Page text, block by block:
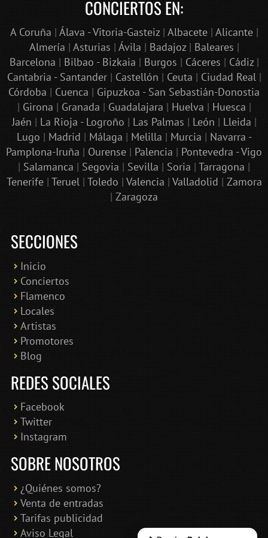
CONCIERTOS EN:
A Coruña | Álava - Vitoria-Gasteiz| Albacete| Alicante|
Almería | Asturias | Ávila | Badajoz| Baleares |
Barcelona | Bilbao - Bizkaia | Burgos | Cáceres | Cádiz|
Cantabria - Santander| Castellón | Ceuta | Ciudad Real|
Córdoba | Cuenca | Gipuzkoa - San Sebastián-Donostia
| Girona | Granada | Guadalajara | Huelva | Huesca |
Jaén | La Rioja - Logroño | Las Palmas | León | Lleida |
Lugo | Madrid | Málaga | Melilla | Murcia | Navarra -
Pamplona-Iruña | Ourense | Palencia | Pontevedra - Vigo
| Salamanca | Segovia | Sevilla | Soria | Tarragona |
Tenerife| Teruel| Toledo | Valencia | Valladolid | Zamora
| Zaragoza
SECCIONES
Inicio
Conciertos
Flamenco
Locales
Artistas
Promotores
Blog
REDES SOCIALES
Facebook
Twitter
Instagram
SOBRE NOSOTROS
¿Quiénes somos?
Venta de entradas
Tarifas publicidad
Aviso Legal